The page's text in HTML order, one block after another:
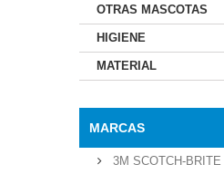
OTRAS MASCOTAS
HIGIENE
MATERIAL
MARCAS
3M SCOTCH-BRITE